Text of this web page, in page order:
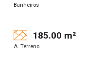
Banheiros
185.00 m²
A. Terreno